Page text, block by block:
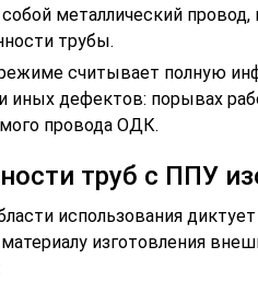
металлический
трубы.
считывает полную
иных дефектов: порывах
провода ОДК.
труб с ППУ
использования
изготовления